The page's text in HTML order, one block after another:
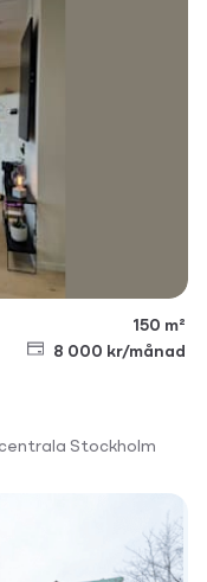
150 m²
8 000 kr/månad
Stockholm